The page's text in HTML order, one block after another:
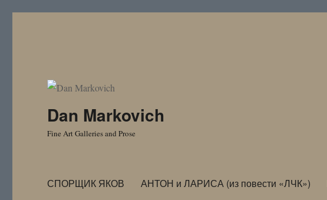
Dan Markovich
Fine Art Galleries and Prose
СПОРЩИК ЯКОВ АНТОН и ЛАРИСА (из повести «ЛЧК»)